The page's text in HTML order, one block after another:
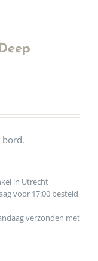
bord.
in Utrecht
voor 17:00 besteld
verzonden met